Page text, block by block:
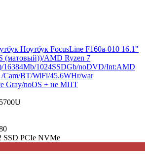
Ноутбук FocusLine F160a-010 16.1"
(матовый))/AMD Ryzen 7
16384Mb/1024SSDGb/noDVD/Int:AMD
/Cam/BT/WiFi/45.6WHr/war
Gray/noOS + не МПТ
SSD PCIe NVMe